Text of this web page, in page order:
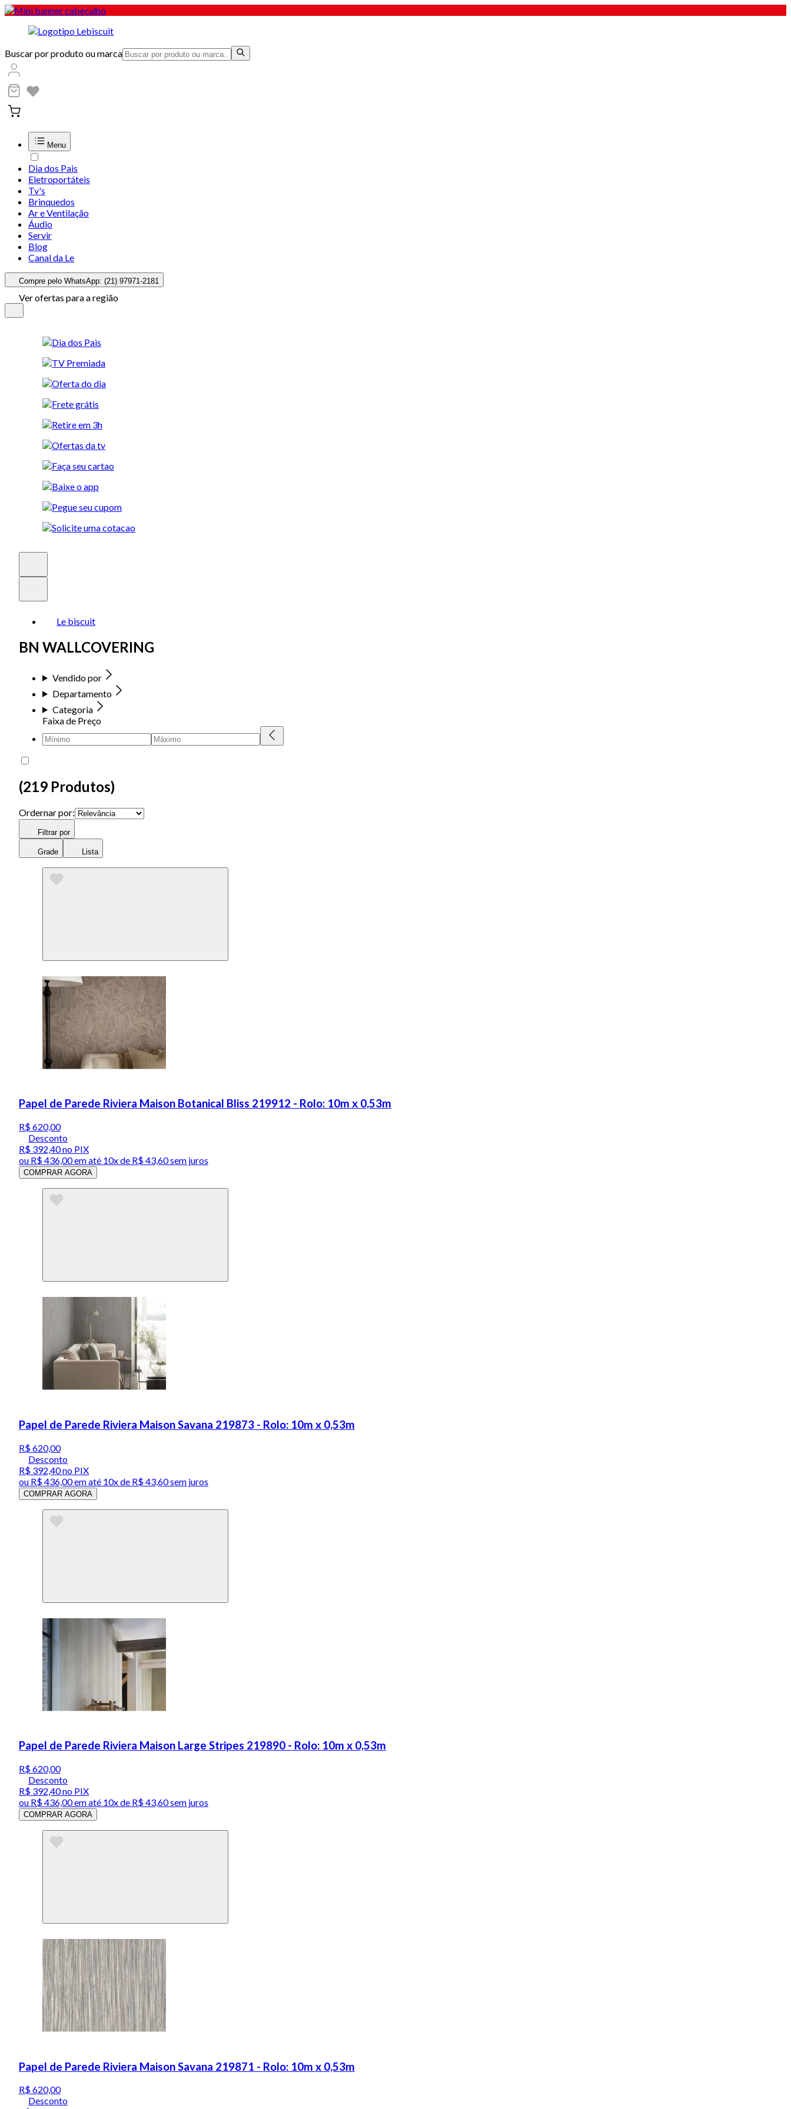
Buscar por produto ou marca
Menu
Dia dos Pais
Eletroportáteis
Tv's
Brinquedos
Ar e Ventilação
Áudio
Servir
Blog
Canal da Le
Compre pelo WhatsApp: (21) 97971-2181
Ver ofertas para a região
Le biscuit
BN WALLCOVERING
Vendido por
Departamento
Categoria
Faixa de Preço
(219 Produtos)
Ordernar por:
Filtrar por
Grade Lista
Papel de Parede Riviera Maison Botanical Bliss 219912 - Rolo: 10m x 0,53m
R$ 620,00
Desconto
R$ 392,40no PIX
ou R$ 436,00em até 10x de R$ 43,60 sem juros
COMPRAR AGORA
Papel de Parede Riviera Maison Savana 219873 - Rolo: 10m x 0,53m
R$ 620,00
Desconto
R$ 392,40no PIX
ou R$ 436,00em até 10x de R$ 43,60 sem juros
COMPRAR AGORA
Papel de Parede Riviera Maison Large Stripes 219890 - Rolo: 10m x 0,53m
R$ 620,00
Desconto
R$ 392,40no PIX
ou R$ 436,00em até 10x de R$ 43,60 sem juros
COMPRAR AGORA
Papel de Parede Riviera Maison Savana 219871 - Rolo: 10m x 0,53m
R$ 620,00
Desconto